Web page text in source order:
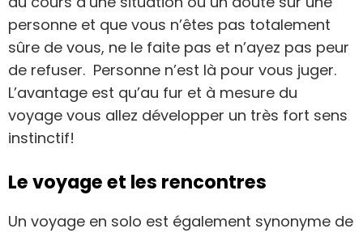
personne et que vous n’êtes pas totalement
sûre de vous, ne le faite pas et n’ayez pas peur
de refuser. Personne n’est là pour vous juger.
L’avantage est qu’au fur et à mesure du
voyage vous allez développer un très fort sens
instinctif!
Le voyage et les rencontres
Un voyage en solo est également synonyme de